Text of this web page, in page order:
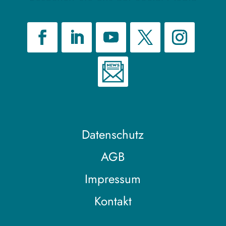
Datenschutz
AGB
Impressum
Kontakt